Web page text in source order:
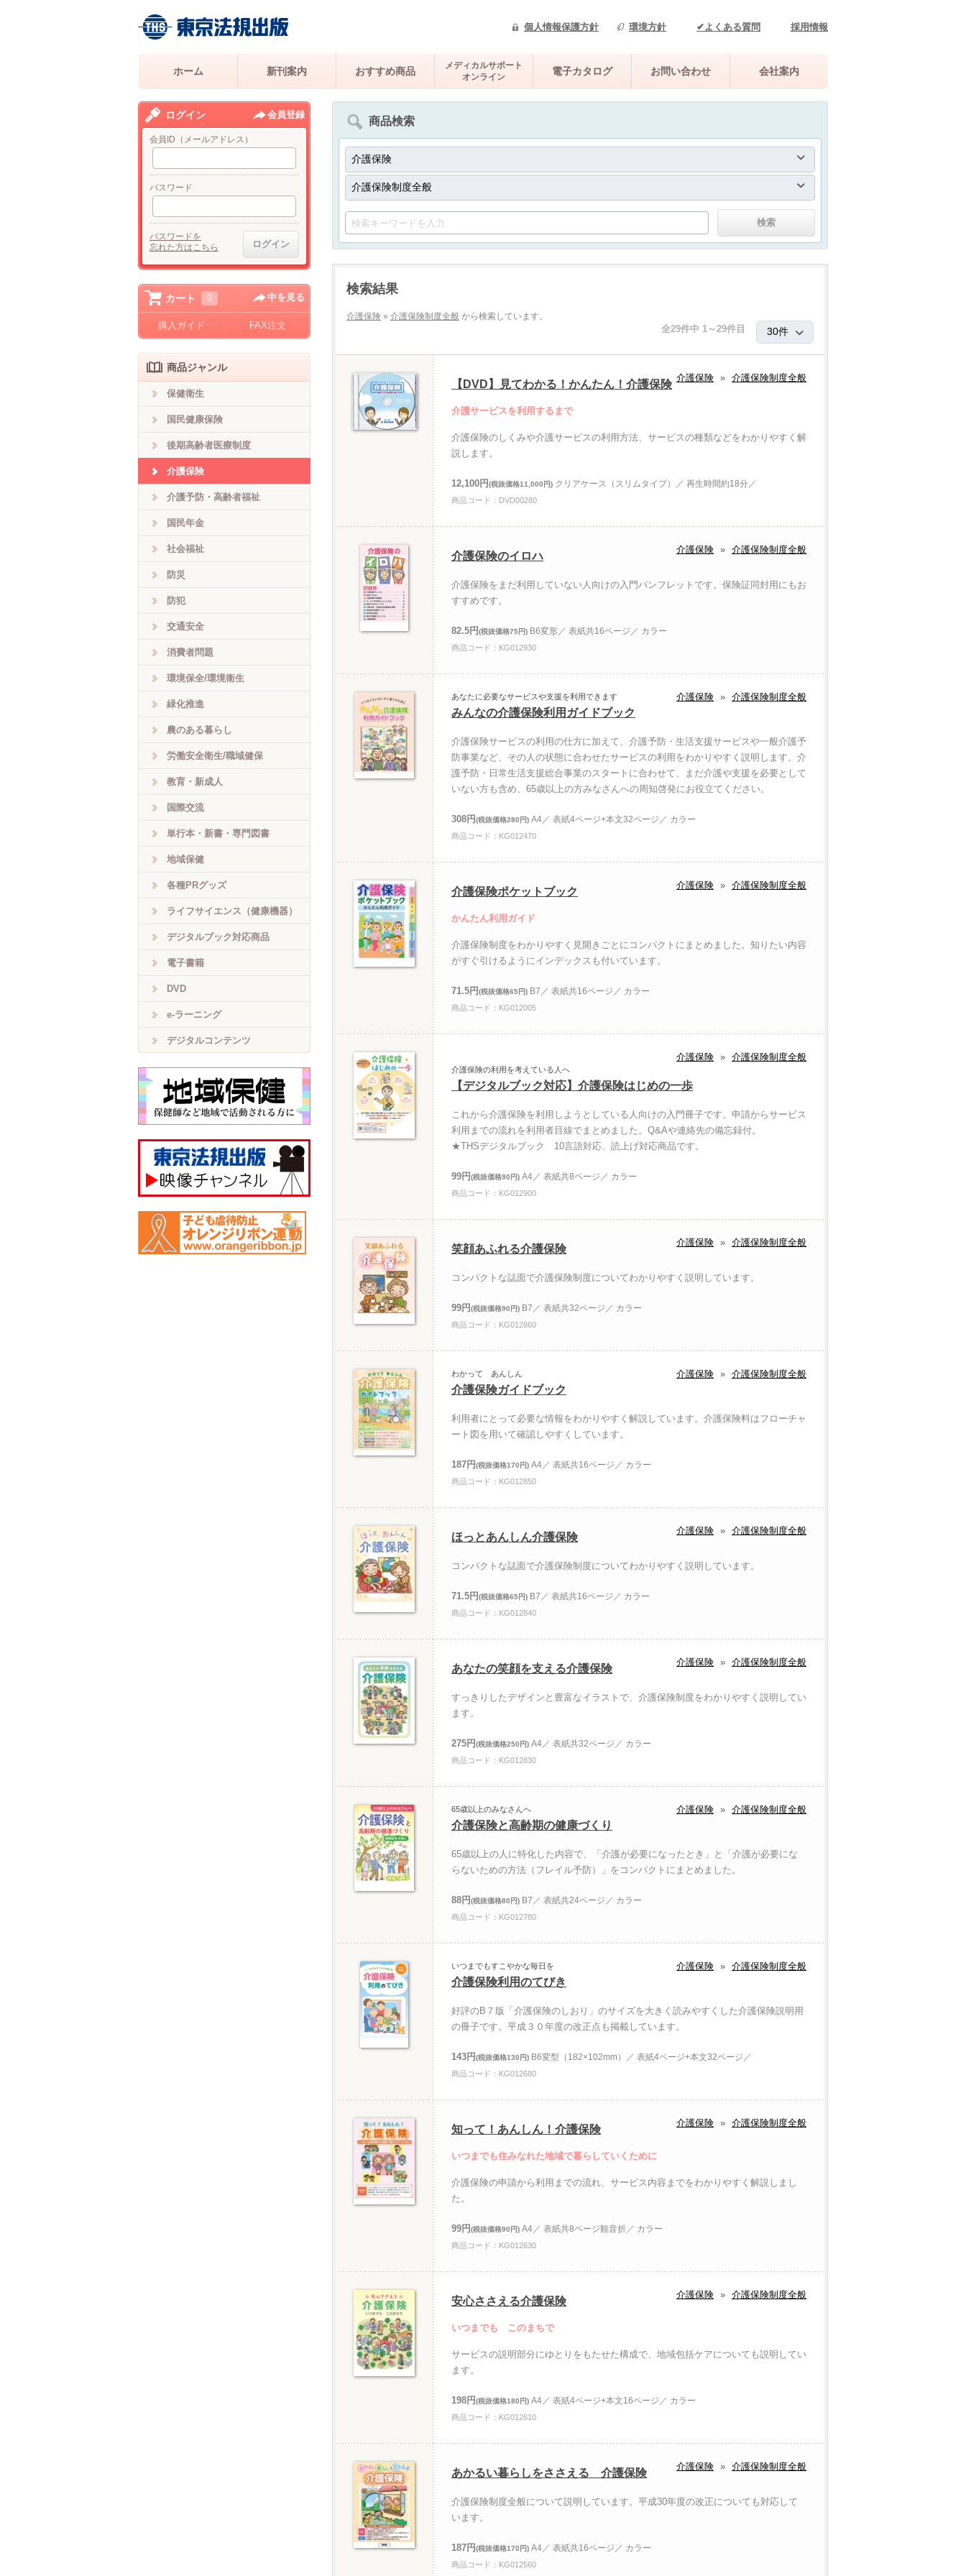
個人情報保護方針 環境方針 ✔よくある質問 採用情報
ホーム 新刊案内 おすすめ商品
メディカルサポート
オンライン
電子カタログ お問い合わせ 会社案内
商品検索
検索結果
介護保険 » 介護保険制度全般 から検索しています。
全29件中 1～29件目
介護保険 » 介護保険制度全般
【DVD】見てわかる！かんたん！介護保険
介護サービスを利用するまで
介護保険のしくみや介護サービスの利用方法、サービスの種類などをわかりやすく解
説します。
12,100円(税抜価格11,000円) クリアケース（スリムタイプ）／ 再生時間約18分／
商品コード：DVD00280
介護保険 » 介護保険制度全般
介護保険のイロハ
介護保険をまだ利用していない人向けの入門パンフレットです。保険証同封用にもお
すすめです。
82.5円(税抜価格75円) B6変形／ 表紙共16ページ／ カラー
商品コード：KG012930
介護保険 » 介護保険制度全般
あなたに必要なサービスや支援を利用できます
みんなの介護保険利用ガイドブック
介護保険サービスの利用の仕方に加えて、介護予防・生活支援サービスや一般介護予
防事業など、その人の状態に合わせたサービスの利用をわかりやすく説明します。介
護予防・日常生活支援総合事業のスタートに合わせて、まだ介護や支援を必要として
いない方も含め、65歳以上の方みなさんへの周知啓発にお役立てください。
308円(税抜価格280円) A4／ 表紙4ページ+本文32ページ／ カラー
商品コード：KG012470
介護保険 » 介護保険制度全般
介護保険ポケットブック
かんたん利用ガイド
介護保険制度をわかりやすく見開きごとにコンパクトにまとめました。知りたい内容
がすぐ引けるようにインデックスも付いています。
71.5円(税抜価格65円) B7／ 表紙共16ページ／ カラー
商品コード：KG012005
介護保険 » 介護保険制度全般
介護保険の利用を考えている人へ
【デジタルブック対応】介護保険はじめの一歩
これから介護保険を利用しようとしている人向けの入門冊子です。申請からサービス
利用までの流れを利用者目線でまとめました。Q&Aや連絡先の備忘録付。
★THSデジタルブック 10言語対応、読上げ対応商品です。
99円(税抜価格90円) A4／ 表紙共8ページ／ カラー
商品コード：KG012900
介護保険 » 介護保険制度全般
笑顔あふれる介護保険
コンパクトな誌面で介護保険制度についてわかりやすく説明しています。
99円(税抜価格90円) B7／ 表紙共32ページ／ カラー
商品コード：KG012860
介護保険 » 介護保険制度全般
わかって あんしん
介護保険ガイドブック
利用者にとって必要な情報をわかりやすく解説しています。介護保険料はフローチャ
ート図を用いて確認しやすくしています。
187円(税抜価格170円) A4／ 表紙共16ページ／ カラー
商品コード：KG012850
介護保険 » 介護保険制度全般
ほっとあんしん介護保険
コンパクトな誌面で介護保険制度についてわかりやすく説明しています。
71.5円(税抜価格65円) B7／ 表紙共16ページ／ カラー
商品コード：KG012840
介護保険 » 介護保険制度全般
あなたの笑顔を支える介護保険
すっきりしたデザインと豊富なイラストで、介護保険制度をわかりやすく説明してい
ます。
275円(税抜価格250円) A4／ 表紙共32ページ／ カラー
商品コード：KG012830
介護保険 » 介護保険制度全般
65歳以上のみなさんへ
介護保険と高齢期の健康づくり
65歳以上の人に特化した内容で、「介護が必要になったとき」と「介護が必要にな
らないための方法（フレイル予防）」をコンパクトにまとめました。
88円(税抜価格80円) B7／ 表紙共24ページ／ カラー
商品コード：KG012780
介護保険 » 介護保険制度全般
いつまでもすこやかな毎日を
介護保険利用のてびき
好評のB７版「介護保険のしおり」のサイズを大きく読みやすくした介護保険説明用
の冊子です。平成３０年度の改正点も掲載しています。
143円(税抜価格130円) B6変型（182×102mm）／ 表紙4ページ+本文32ページ／
商品コード：KG012680
介護保険 » 介護保険制度全般
知って！あんしん！介護保険
いつまでも住みなれた地域で暮らしていくために
介護保険の申請から利用までの流れ、サービス内容までをわかりやすく解説しまし
た。
99円(税抜価格90円) A4／ 表紙共8ページ観音折／ カラー
商品コード：KG012630
介護保険 » 介護保険制度全般
安心ささえる介護保険
いつまでも このまちで
サービスの説明部分にゆとりをもたせた構成で、地域包括ケアについても説明してい
ます。
198円(税抜価格180円) A4／ 表紙4ページ+本文16ページ／ カラー
商品コード：KG012610
介護保険 » 介護保険制度全般
あかるい暮らしをささえる 介護保険
介護保険制度全般について説明しています。平成30年度の改正についても対応して
います。
187円(税抜価格170円) A4／ 表紙共16ページ／ カラー
商品コード：KG012560
ログイン 会員登録
会員ID（メールアドレス）
パスワード
パスワードを
忘れた方はこちら
カート 0 中を見る
購入ガイド FAX注文
商品ジャンル
保健衛生
国民健康保険
後期高齢者医療制度
介護保険
介護予防・高齢者福祉
国民年金
社会福祉
防災
防犯
交通安全
消費者問題
環境保全/環境衛生
緑化推進
農のある暮らし
労働安全衛生/職域健保
教育・新成人
国際交流
単行本・新書・専門図書
地域保健
各種PRグッズ
ライフサイエンス（健康機器）
デジタルブック対応商品
電子書籍
DVD
e-ラーニング
デジタルコンテンツ